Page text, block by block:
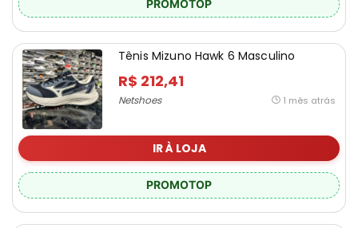
PROMOTOP
Tênis Mizuno Hawk 6 Masculino
R$ 212,41
Netshoes 1 mês atrás
IR À LOJA
PROMOTOP